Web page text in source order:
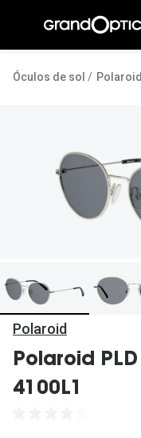
conteúdo
Óculos de sol Polaroid
Polaroid
Polaroid
4100L1